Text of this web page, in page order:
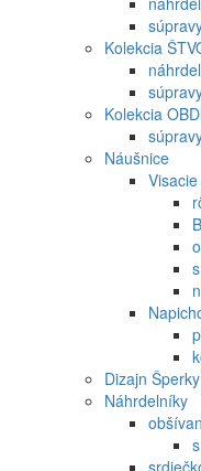
Kolekcia
Kolekcia
Náušnice
Visacie
Dizajn
Náhrdelníky